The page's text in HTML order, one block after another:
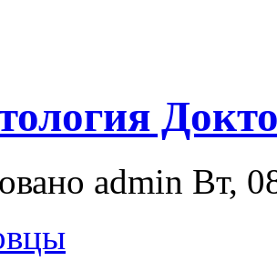
admin Вт,